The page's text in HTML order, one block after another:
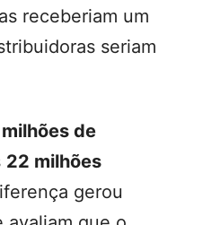
receberiam um
seriam
de
22 milhões
gerou